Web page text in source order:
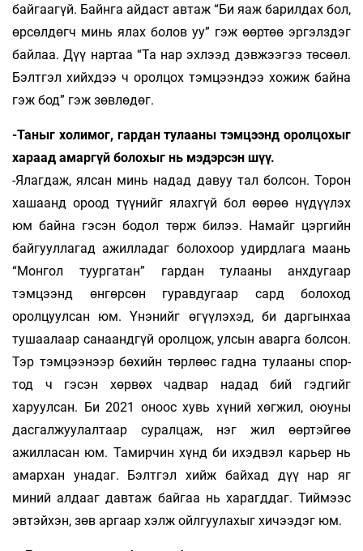
байгаагүй. Байн­га айдаст автаж “Би яаж барил­дах бол,
өр­сөлдөгч минь ялах болов уу” гэж өөр­төө эр­гэлз­дэг
байлаа. Дүү нартаа “Та нар эхлээд дэвжээгээ төсөөл.
Бэлтгэл хийх­дээ ч орол­­цох тэмцээндээ хо­жиж байна
гэж бод” гэж зөв­лөдөг.
-Таныг холимог, гардан тулааны тэм­цээнд оролцохыг
хараад амаргүй болохыг нь мэдэрсэн шүү.
-Ялагдаж, ялсан минь надад давуу тал болсон. Торон
хашаанд ороод түүнийг ялахгүй бол өөрөө нүдүүлэх
юм байна гэсэн бодол төрж билээ. Намайг цэргийн
байгууллагад ажилладаг бо­ло­хоор удирдлага маань
“Монгол туургатан” гар­дан тулааны анхдугаар
тэмцээнд өнгөрсөн гу­­равдугаар сард болоход
оролцуулсан юм. Үнэ­нийг өгүүлэхэд, би даргынхаа
тушаалаар са­­­наанд­­гүй оролцож, улсын аварга болсон.
Тэр тэмцээнээр бөхийн төрлөөс гадна тулааны спор­­
тод ч гэсэн хөрвөх чадвар надад бий гэд­гийг
харуулсан. Би 2021 оноос хувь хүний хөг­жил, оюуны
дасгалжуулалтаар суралцаж, нэг жил өөртэйгөө
ажилласан юм. Тамирчин хүнд би ихэд­вэл карьер нь
амархан унадаг. Бэлтгэл хийж байхад дүү нар яг
миний алдааг давтаж бай­­гаа нь харагддаг. Тиймээс
эвтэйхэн, зөв ар­гаар хэлж ойлгуулахыг хичээдэг юм.